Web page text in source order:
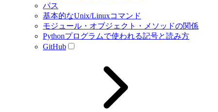
パス
基本的なUnix/Linuxコマンド
モジュール・オブジェクト・メソッドの関係
Pythonプログラムで使われる記号と読み方
GitHub